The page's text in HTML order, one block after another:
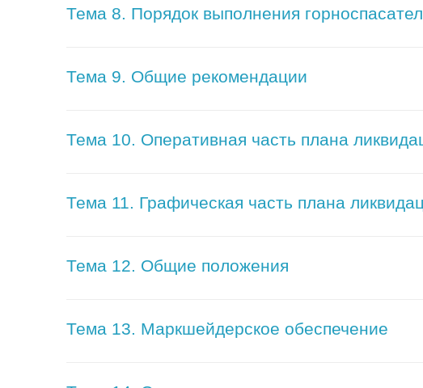
Тема 8. Порядок выполнения
Тема 9. Общие рекомендации
Тема 10. Оперативная часть плана
Тема 11. Графическая часть плана
Тема 12. Общие положения
Тема 13. Маркшейдерское обеспечение